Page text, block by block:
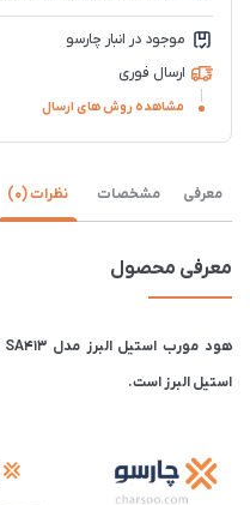
موجود در انبار چارسو
ارسال فوری
مشاهده روش های ارسال
معرفی مشخصات نظرات (0)
معرفی محصول
استیل البرز است‌.